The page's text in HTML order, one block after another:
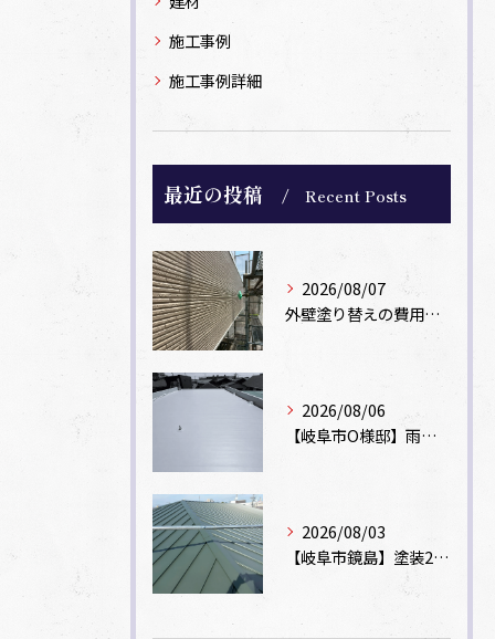
施工事例
施工事例詳細
最近の投稿 Recent Posts
2026/08/07
外壁塗り替えの費用相場は？坪数別の価格目安と安く抑えるコツ【一級塗装士解説】
2026/08/06
【岐阜市O様邸】雨漏りを解消！塩ビシート機械固定工法による屋根防水工事
2026/08/03
【岐阜市鏡島】塗装2回のカラーベスト屋根をカバー工法でガルバリウム鋼板に改修！